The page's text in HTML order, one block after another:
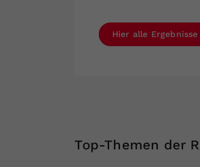
Hier alle
Top-Themen der